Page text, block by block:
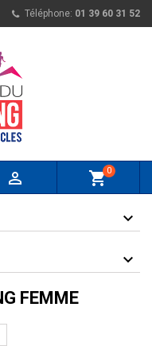
Téléphone: 01 39 60 31 52
 shopping_cart0
FEMME